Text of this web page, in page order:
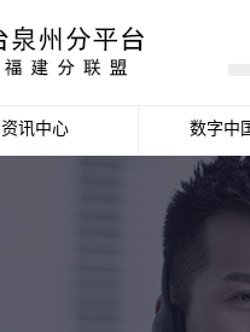
资讯中心 数字中